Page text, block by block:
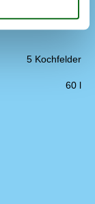
5 Kochfelder
60 l